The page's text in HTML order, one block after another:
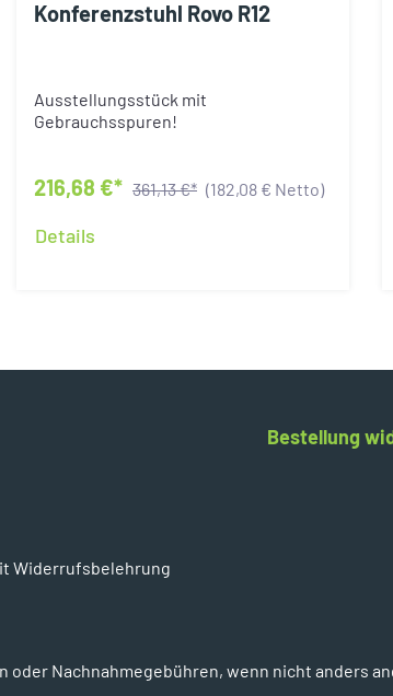
Konferenzstuhl Rovo R12
Ausstellungsstück mit
Gebrauchsspuren!
216,68 €* 361,13 €* (182,08 € Netto)
Details
Widerrufsbelehrung
Bestellung
Nachnahmegebühren, wenn nicht anders